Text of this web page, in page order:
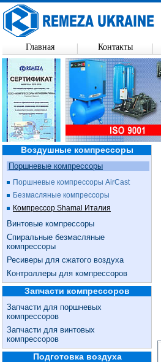
Воздушные компрессоры
Поршневые компрессоры
Поршневые компрессоры AirCast
Безмасляные компрессоры
Компрессор Shamal Италия
Винтовые компрессоры
Спиральные безмасляные
компрессоры
Ресиверы для сжатого воздуха
Контроллеры для компрессоров
Запчасти компрессоров
Запчасти для поршневых
компрессоров
Запчасти для винтовых
компрессоров
Подготовка воздуха
Главная Контакты